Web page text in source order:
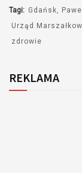
Tagi: Gdańsk
Urząd
zdrowie
REKLAMA